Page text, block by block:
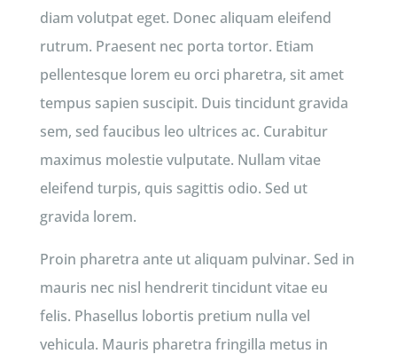
diam volutpat eget. Donec aliquam eleifend
rutrum. Praesent nec porta tortor. Etiam
pellentesque lorem eu orci pharetra, sit amet
tempus sapien suscipit. Duis tincidunt gravida
sem, sed faucibus leo ultrices ac. Curabitur
maximus molestie vulputate. Nullam vitae
eleifend turpis, quis sagittis odio. Sed ut
gravida lorem.
Proin pharetra ante ut aliquam pulvinar. Sed in
mauris nec nisl hendrerit tincidunt vitae eu
felis. Phasellus lobortis pretium nulla vel
vehicula. Mauris pharetra fringilla metus in